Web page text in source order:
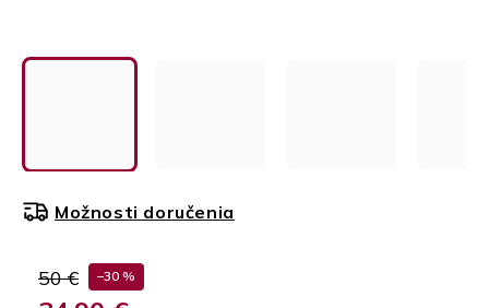
50 € –30 %
Možnosti doručenia